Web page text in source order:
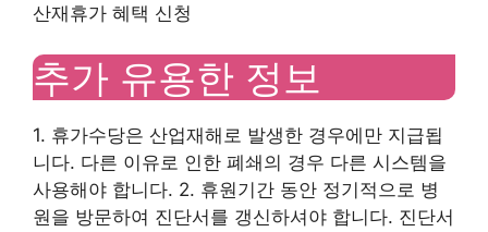
산재휴가 혜택 신청
추가 유용한 정보
1. 휴가수당은 산업재해로 발생한 경우에만 지급됩
니다. 다른 이유로 인한 폐쇄의 경우 다른 시스템을
사용해야 합니다. 2. 휴원기간 동안 정기적으로 병
원을 방문하여 진단서를 갱신하셔야 합니다. 진단서